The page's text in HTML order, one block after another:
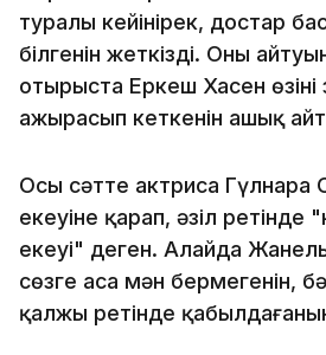
туралы кейінірек, достар
білгенін жеткізді. Оның
отырыста Еркеш Хасен өзінің
ажырасып кеткенін ашық
Осы сәтте актриса Гүлнара
екеуіне қарап, әзіл ретінде
екеуің" деген. Алайда
сөзге аса мән бермегенін,
қалжың ретінде